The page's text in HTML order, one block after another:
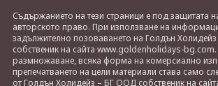
Съдържанието на тези страници е под защитата
авторското право. При използване на
задължително позоваването на Голдън
собственик на сайта www.goldenholidays-
размножаване, всяка форма на комерсиално
препечатването на цели материали става само
от Голдън Холидейз – БГ ООД собственик на